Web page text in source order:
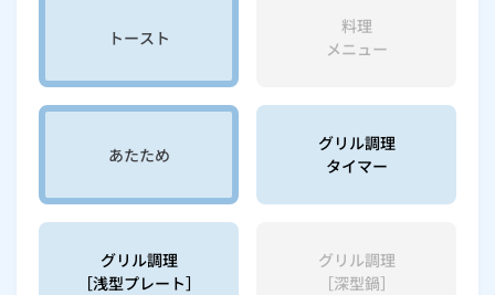
トースト
料理
メニュー
あたため
グリル調理
タイマー
グリル調理
［浅型プレート］
グリル調理
［深型鍋］